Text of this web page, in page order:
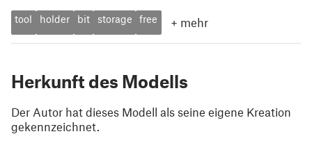
tool holder bit storage free + mehr
Herkunft des Modells
Der Autor hat dieses Modell als seine eigene Kreation
gekennzeichnet.